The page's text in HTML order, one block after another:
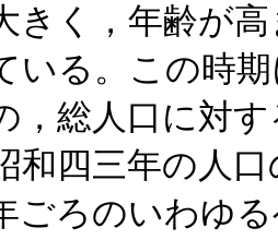
きく，年齢が
いる。この時
，総人口に対
和四三年の人
ごろのいわゆ